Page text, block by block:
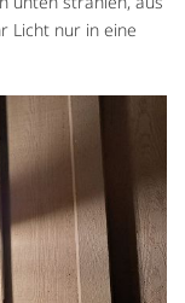
Licht nur in eine